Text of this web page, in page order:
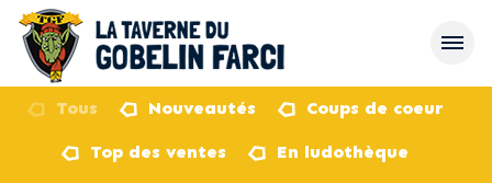
Tous Nouveautés Coups de coeur
Top des ventes En ludothèque